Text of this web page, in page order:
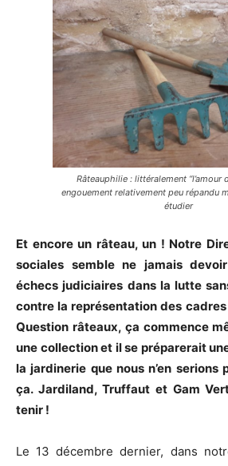
Râteauphilie : littéralement “l’amour
engouement relativement peu répandu
étudier
Et encore un râteau, un ! Notre
sociales semble ne jamais
échecs judiciaires dans la lutte
contre la représentation des
Question râteaux, ça commence
une collection et il se préparerait
la jardinerie que nous n’en serions
ça. Jardiland, Truffaut et Gam Vert
tenir !
Le 13 décembre dernier, dans